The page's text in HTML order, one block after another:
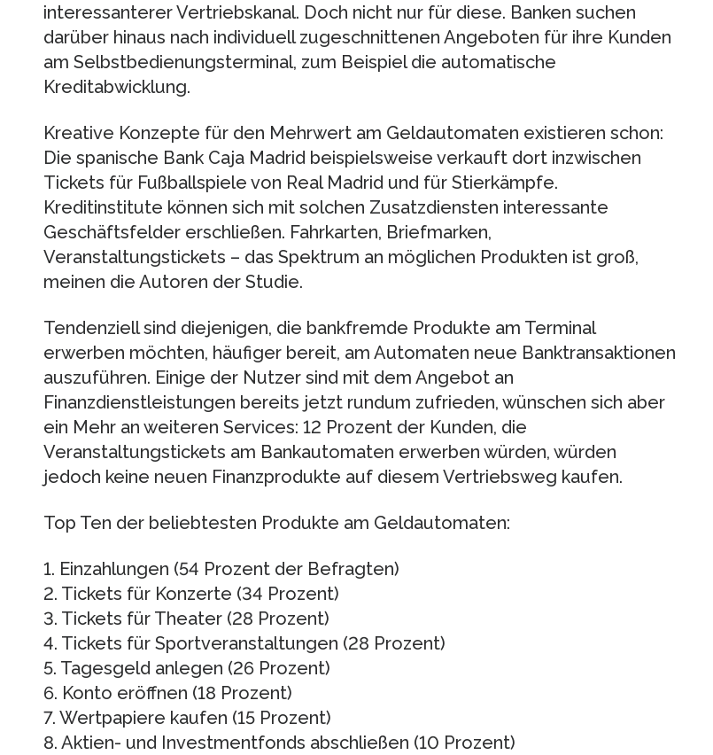
interessanterer Vertriebskanal. Doch nicht nur für diese. Banken suchen
darüber hinaus nach individuell zugeschnittenen Angeboten für ihre Kunden
am Selbstbedienungsterminal, zum Beispiel die automatische
Kreditabwicklung.
Kreative Konzepte für den Mehrwert am Geldautomaten existieren schon:
Die spanische Bank Caja Madrid beispielsweise verkauft dort inzwischen
Tickets für Fußballspiele von Real Madrid und für Stierkämpfe.
Kreditinstitute können sich mit solchen Zusatzdiensten interessante
Geschäftsfelder erschließen. Fahrkarten, Briefmarken,
Veranstaltungstickets – das Spektrum an möglichen Produkten ist groß,
meinen die Autoren der Studie.
Tendenziell sind diejenigen, die bankfremde Produkte am Terminal
erwerben möchten, häufiger bereit, am Automaten neue Banktransaktionen
auszuführen. Einige der Nutzer sind mit dem Angebot an
Finanzdienstleistungen bereits jetzt rundum zufrieden, wünschen sich aber
ein Mehr an weiteren Services: 12 Prozent der Kunden, die
Veranstaltungstickets am Bankautomaten erwerben würden, würden
jedoch keine neuen Finanzprodukte auf diesem Vertriebsweg kaufen.
Top Ten der beliebtesten Produkte am Geldautomaten:
1. Einzahlungen (54 Prozent der Befragten)
2. Tickets für Konzerte (34 Prozent)
3. Tickets für Theater (28 Prozent)
4. Tickets für Sportveranstaltungen (28 Prozent)
5. Tagesgeld anlegen (26 Prozent)
6. Konto eröffnen (18 Prozent)
7. Wertpapiere kaufen (15 Prozent)
8. Aktien- und Investmentfonds abschließen (10 Prozent)